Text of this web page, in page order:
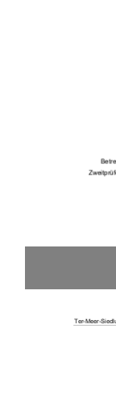
Ter-Meer-